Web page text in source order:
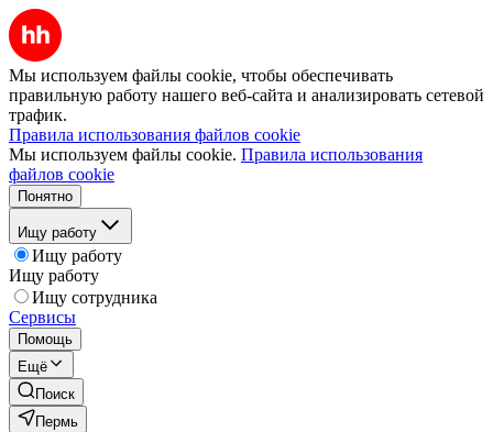
Мы используем файлы cookie, чтобы обеспечивать
правильную работу нашего веб-сайта и анализировать сетевой
трафик.
Правила использования файлов cookie
Мы используем файлы cookie. Правила использования
файлов cookie
Понятно
Ищу работу
Ищу работу
Ищу работу
Ищу сотрудника
Сервисы
Помощь
Ещё
Поиск
Пермь